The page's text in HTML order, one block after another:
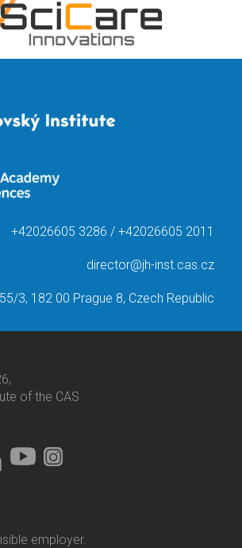
+42026605 3286 / +42026605 2011
director@jh-inst.cas.cz
3, 182 00 Prague 8, Czech Republic
of the CAS
employer.